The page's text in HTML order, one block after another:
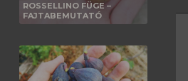
ROSSELLINO FÜGE –
FAJTABEMUTATÓ